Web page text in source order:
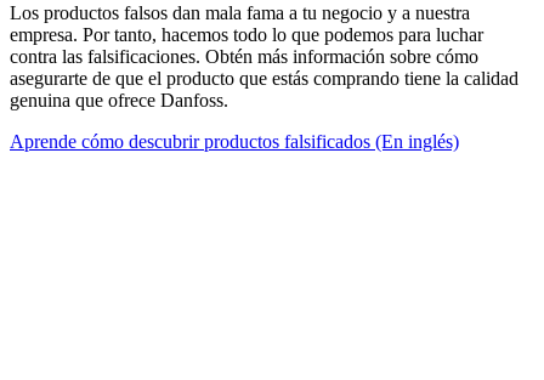
Los productos falsos dan mala fama a tu negocio y a nuestra
empresa. Por tanto, hacemos todo lo que podemos para luchar
contra las falsificaciones. Obtén más información sobre cómo
asegurarte de que el producto que estás comprando tiene la calidad
genuina que ofrece Danfoss.
Aprende cómo descubrir productos falsificados (En inglés)